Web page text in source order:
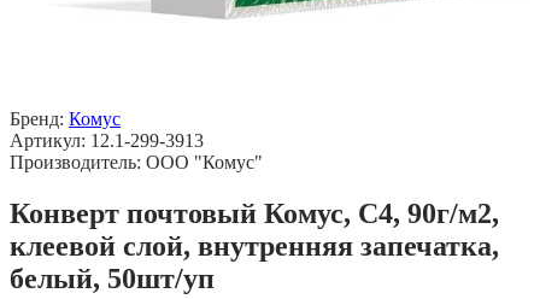
Бренд: Комус
Артикул: 12.1-299-3913
Производитель: ООО "Комус"
Конверт почтовый Комус, С4, 90г/м2,
клеевой слой, внутренняя запечатка,
белый, 50шт/уп